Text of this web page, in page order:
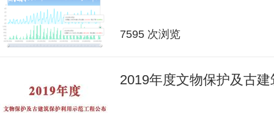
7595 次浏览
2019年度文物保护及古